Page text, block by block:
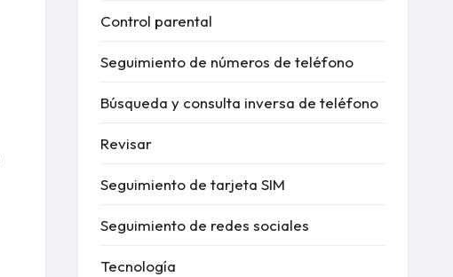
Control parental
Seguimiento de números de teléfono
Búsqueda y consulta inversa de teléfono
Revisar
Seguimiento de tarjeta SIM
Seguimiento de redes sociales
Tecnología